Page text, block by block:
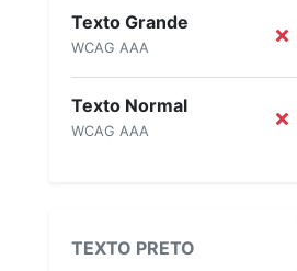
Texto Grande
WCAG AAA
Texto Normal
WCAG AAA
TEXTO PRETO